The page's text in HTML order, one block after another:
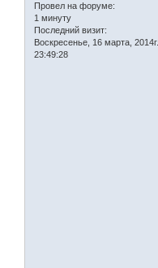
Провел на форуме:
1 минуту
Последний визит:
Воскресенье, 16 марта, 2014г.
23:49:28